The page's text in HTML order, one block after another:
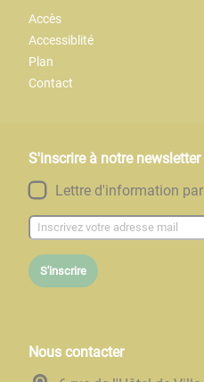
Accès
Accessiblité
Plan
Contact
S'inscrire à notre newsletter
Lettre d'information
S'inscrire
Nous contacter